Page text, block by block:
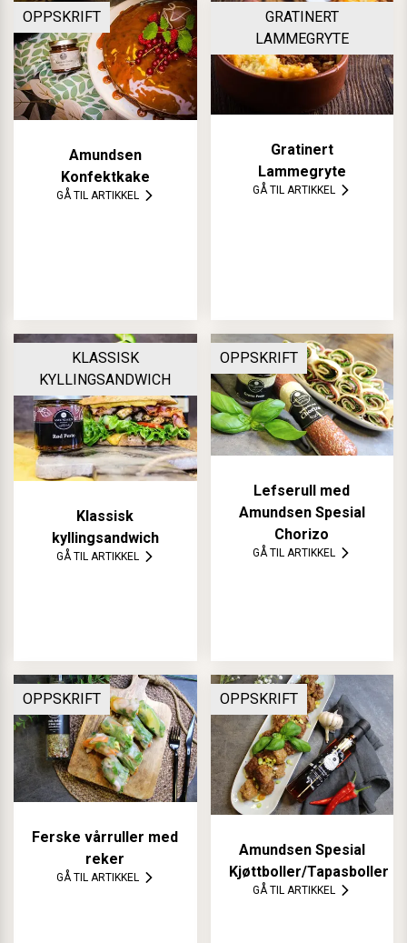
OPPSKRIFT
Amundsen
Konfektkake
GÅ TIL ARTIKKEL
GRATINERT
LAMMEGRYTE
Gratinert
Lammegryte
GÅ TIL ARTIKKEL
KLASSISK
KYLLINGSANDWICH
Klassisk
kyllingsandwich
GÅ TIL ARTIKKEL
OPPSKRIFT
Lefserull med
Amundsen Spesial
Chorizo
GÅ TIL ARTIKKEL
OPPSKRIFT
Ferske vårruller med
reker
GÅ TIL ARTIKKEL
OPPSKRIFT
Amundsen Spesial
Kjøttboller/Tapasboller
GÅ TIL ARTIKKEL